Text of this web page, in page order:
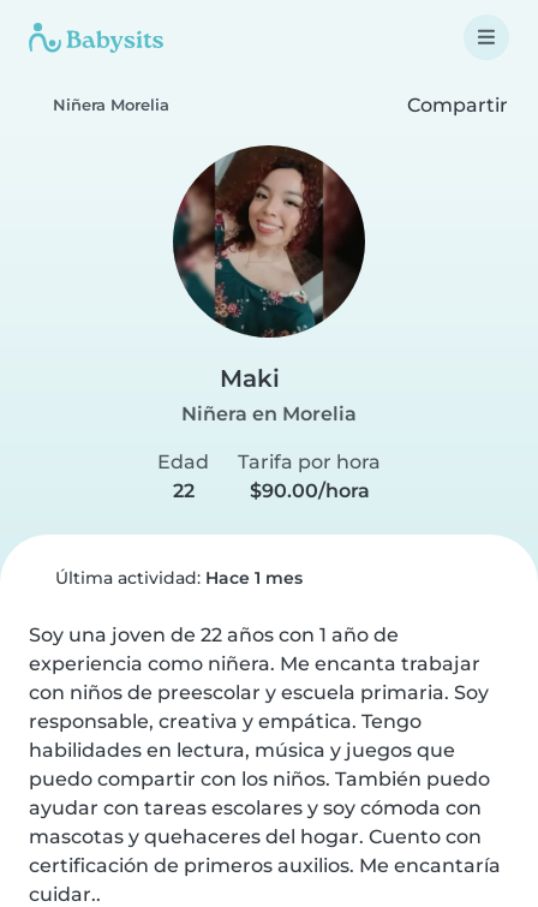
Niñera Morelia Compartir
Maki
Niñera en Morelia
Edad
22
Tarifa por hora
$90.00/hora
Última actividad: Hace 1 mes
Soy una joven de 22 años con 1 año de
experiencia como niñera. Me encanta trabajar
con niños de preescolar y escuela primaria. Soy
responsable, creativa y empática. Tengo
habilidades en lectura, música y juegos que
puedo compartir con los niños. También puedo
ayudar con tareas escolares y soy cómoda con
mascotas y quehaceres del hogar. Cuento con
certificación de primeros auxilios. Me encantaría
cuidar..